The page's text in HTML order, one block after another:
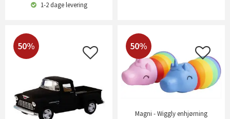
1-2 dagelevering
50% 50%
Magni - Wiggly enhjørning